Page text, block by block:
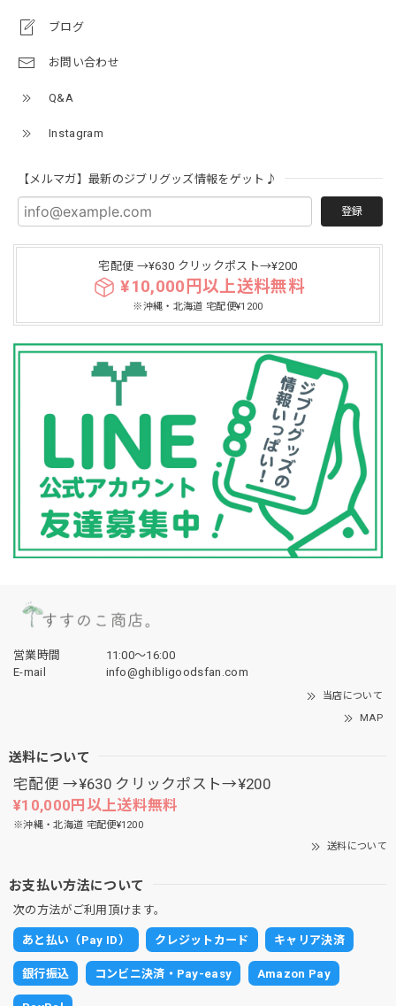
ブログ
お問い合わせ
Q&A
Instagram
【メルマガ】最新のジブリグッズ情報をゲット♪
登録
宅配便 →¥630 クリックポスト→¥200
¥10,000円以上送料無料
※沖縄・北海道 宅配便¥1200
営業時間
11:00〜16:00
E-mail
info@ghibligoodsfan.com
当店について
MAP
送料について
宅配便 →¥630 クリックポスト→¥200
¥10,000円以上送料無料
※沖縄・北海道 宅配便¥1200
送料について
お支払い方法について
次の方法がご利用頂けます。
あと払い（Pay ID） クレジットカード キャリア決済
銀行振込 コンビニ決済・Pay-easy Amazon Pay